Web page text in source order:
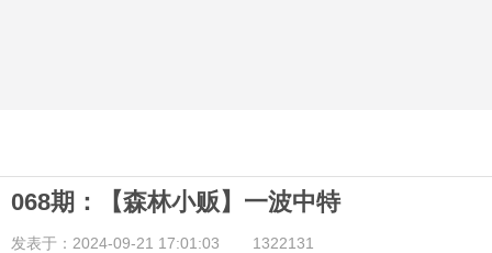
068期：【森林小贩】一波中特
发表于：2024-09-21 17:01:03 1322131